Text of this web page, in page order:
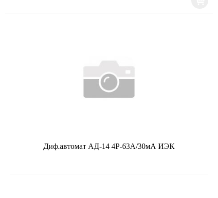
Диф.автомат АД-14 4Р-63А/30мА ИЭК